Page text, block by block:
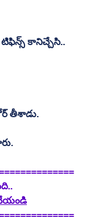
టిఫిన్స్ కానిచ్చేసి..
తీశాడు.
చేయండి